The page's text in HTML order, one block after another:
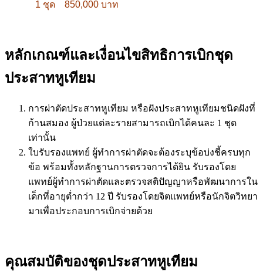
1 ชุด 850,000 บาท
หลักเกณฑ์และเงื่อนไขสิทธิการเบิกชุด
ประสาทหูเทียม
การผ่าตัดประสาทหูเทียม หรือฝังประสาทหูเทียมชนิดฝังที่
ก้านสมอง ผู้ป่วยแต่ละรายสามารถเบิกได้คนละ 1 ชุด
เท่านั้น
ใบรับรองแพทย์ ผู้ทำการผ่าตัดจะต้องระบุข้อบ่งชี้ครบทุก
ข้อ พร้อมทั้งหลักฐานการตรวจการได้ยิน รับรองโดย
แพทย์ผู้ทำการผ่าตัดและตรวจสติปัญญาหรือพัฒนาการใน
เด็กที่อายุต่ำกว่า 12 ปี รับรองโดยจิตแพทย์หรือนักจิตวิทยา
มาเพื่อประกอบการเบิกจ่ายด้วย
คุณสมบัติของชุดประสาทหูเทียม